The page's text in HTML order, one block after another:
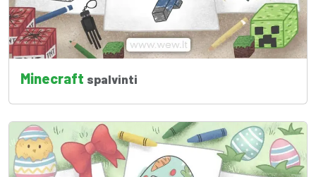
Minecraft spalvinti